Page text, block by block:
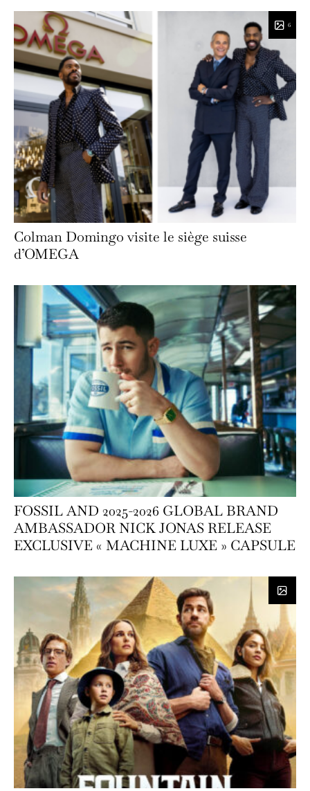
6
Colman Domingo visite le siège suisse
d’OMEGA
FOSSIL AND 2025-2026 GLOBAL BRAND
AMBASSADOR NICK JONAS RELEASE
EXCLUSIVE « MACHINE LUXE » CAPSULE